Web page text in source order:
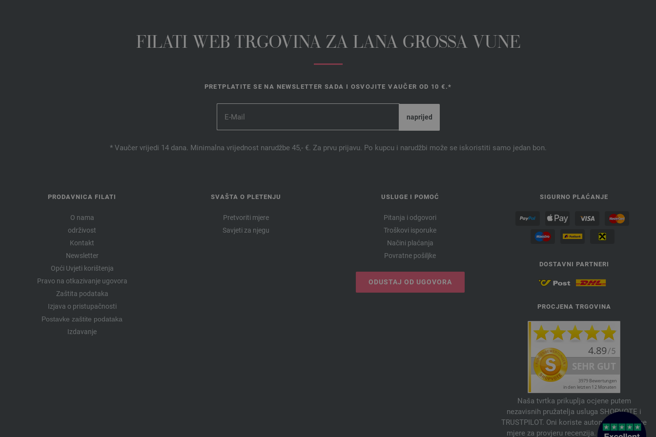
FILATI WEB TRGOVINA ZA LANA GROSSA VUNE
PRETPLATITE SE NA NEWSLETTER SADA I OSVOJITE VAUČER OD 10 €.*
* Vaučer vrijedi 14 dana. Minimalna vrijednost narudžbe 45,- €. Za prvu prijavu. Po kupcu i narudžbi može se iskoristiti samo jedan bon.
PRODAVNICA FILATI
O nama
održivost
Kontakt
Newsletter
Opći Uvjeti korištenja
Pravo na otkazivanje ugovora
Zaštita podataka
Izjava o pristupačnosti
Postavke zaštite podataka
Izdavanje
SVAŠTA O PLETENJU
Pretvoriti mjere
Savjeti za njegu
USLUGE I POMOĆ
Pitanja i odgovori
Troškovi isporuke
Načini plaćanja
Povratne pošiljke
ODUSTAJ OD UGOVORA
SIGURNO PLAĆANJE
DOSTAVNI PARTNERI
PROCJENA TRGOVINA
Naša tvrtka prikuplja ocjene putem
nezavisnih pružatelja usluga SHOPVOTE i
TRUSTPILOT. Oni koriste automatske i ručne
mjere za provjeru recenzija. Informacije o